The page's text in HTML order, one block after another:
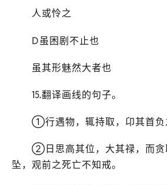
人或怜之
D虽困剧不止也
虽其形魅然大者也
⒖翻译画线的句子。
①行遇物，辄持取，卬其首负
②日思高其位，大其禄，而贪
坠，观前之死亡不知戒。